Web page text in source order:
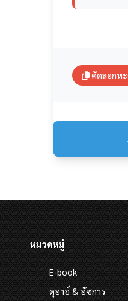
คัดลอกห
หมวดหมู่
E-book
ดุอาอ์ & อัซการ